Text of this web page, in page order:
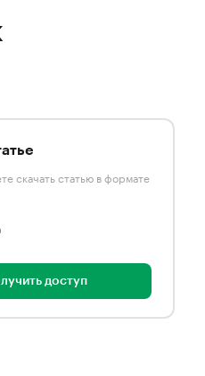
скачать статью в формате
доступ